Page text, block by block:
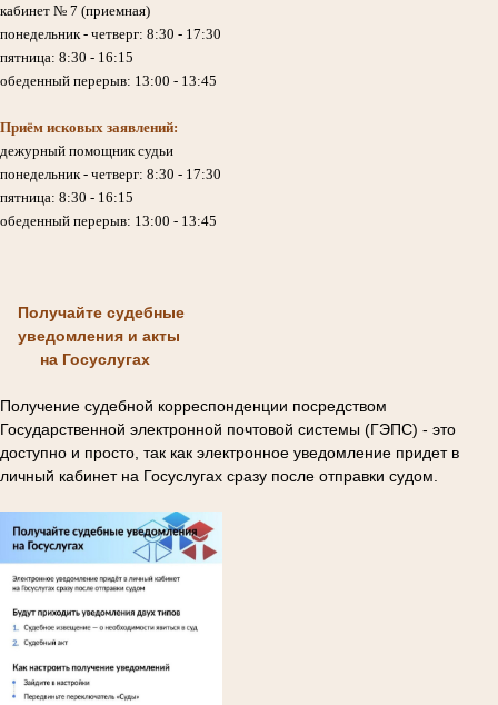
кабинет № 7 (приемная)
понедельник - четверг: 8:30 - 17:30
пятница: 8:30 - 16:15
обеденный перерыв: 13:00 - 13:45
Приём исковых заявлений:
дежурный помощник судьи
понедельник - четверг: 8:30 - 17:30
пятница: 8:30 - 16:15
обеденный перерыв: 13:00 - 13:45
Получайте судебные
уведомления и акты
на Госуслугах
Получение судебной корреспонденции посредством
Государственной электронной почтовой системы (ГЭПС) - это
доступно и просто, так как электронное уведомление придет в
личный кабинет на Госуслугах сразу после отправки судом.